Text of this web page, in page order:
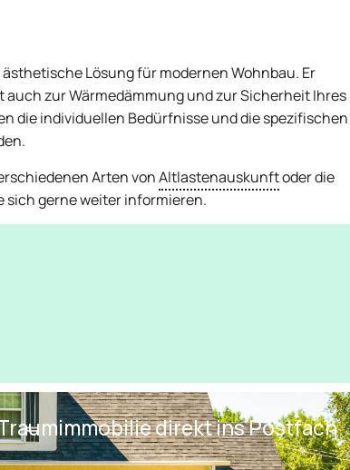
Lösung für modernen Wohnbau. Er
zur Wärmedämmung und zur Sicherheit Ihres
die individuellen Bedürfnisse und die spezifischen
Arten vonAltlastenauskunftoder die
sich gerne weiter informieren.
direkt ins Postfach